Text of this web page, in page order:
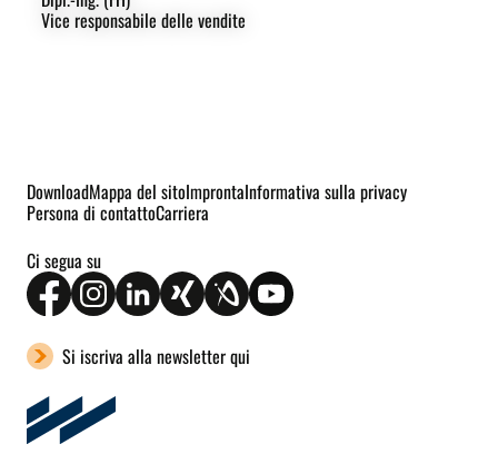
Vice responsabile delle vendite
DownloadMappa del sitoImprontaInformativa sulla privacy
Persona di contattoCarriera
Ci segua su
Si iscriva alla newsletter qui